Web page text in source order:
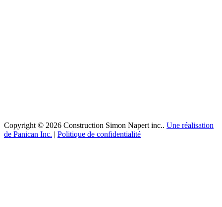
Copyright © 2026 Construction Simon Napert inc.. Une réalisation
de Panican Inc. | Politique de confidentialité